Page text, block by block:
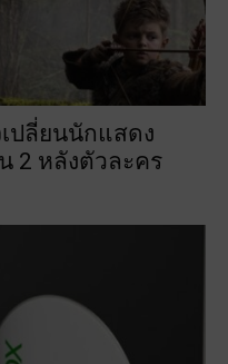
ปลี่ยนนักแสดง
2 หลังตัวละคร